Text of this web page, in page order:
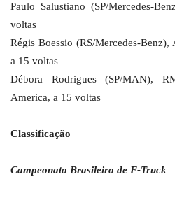
Paulo Salustiano (SP/Mercedes-
voltas
Régis Boessio (RS/Mercedes-
a 15 voltas
Débora Rodrigues (SP/MAN),
America, a 15 voltas
Classificação
Campeonato Brasileiro de F-Truck